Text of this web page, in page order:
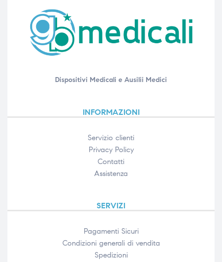
Dispositivi Medicali e Ausilii Medici
INFORMAZIONI
Servizio clienti
Privacy Policy
Contatti
Assistenza
SERVIZI
Pagamenti Sicuri
Condizioni generali di vendita
Spedizioni